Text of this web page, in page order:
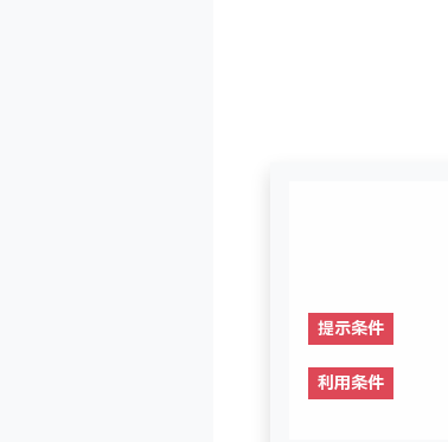
提示条件
利用条件